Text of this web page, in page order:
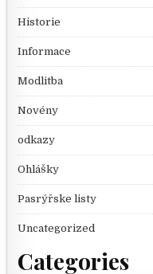
Historie
Informace
Modlitba
Novény
odkazy
Ohlášky
Pasrýřske listy
Uncategorized
Categories